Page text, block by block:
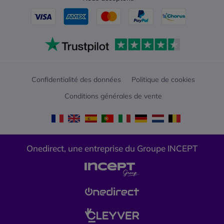
Confidentialité des données
Politique de cookies
Conditions générales de vente
Onedirect, une entreprise du Groupe INCEPT